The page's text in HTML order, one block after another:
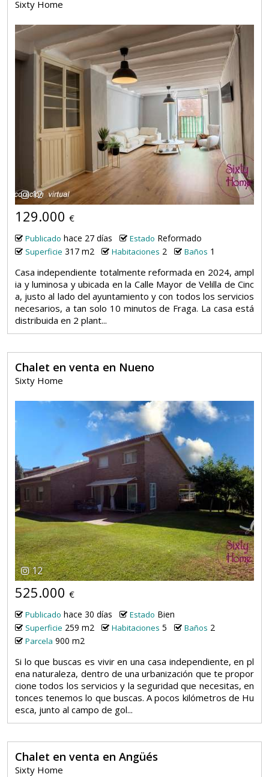
Sixty Home
12
129.000 €
Publicado hace 27 días Estado Reformado
Superficie 317 m2 Habitaciones 2 Baños 1
Casa independiente totalmente reformada en 2024, ampl
ia y luminosa y ubicada en la Calle Mayor de Velilla de Cinc
a, justo al lado del ayuntamiento y con todos los servicios
necesarios, a tan solo 10 minutos de Fraga. La casa está
distribuida en 2 plant...
Chalet en venta en Nueno
Sixty Home
12
525.000 €
Publicado hace 30 días Estado Bien
Superficie 259 m2 Habitaciones 5 Baños 2
Parcela 900 m2
Si lo que buscas es vivir en una casa independiente, en pl
ena naturaleza, dentro de una urbanización que te propor
cione todos los servicios y la seguridad que necesitas, en
tonces tenemos lo que buscas. A pocos kilómetros de Hu
esca, junto al campo de gol...
Chalet en venta en Angüés
Sixty Home